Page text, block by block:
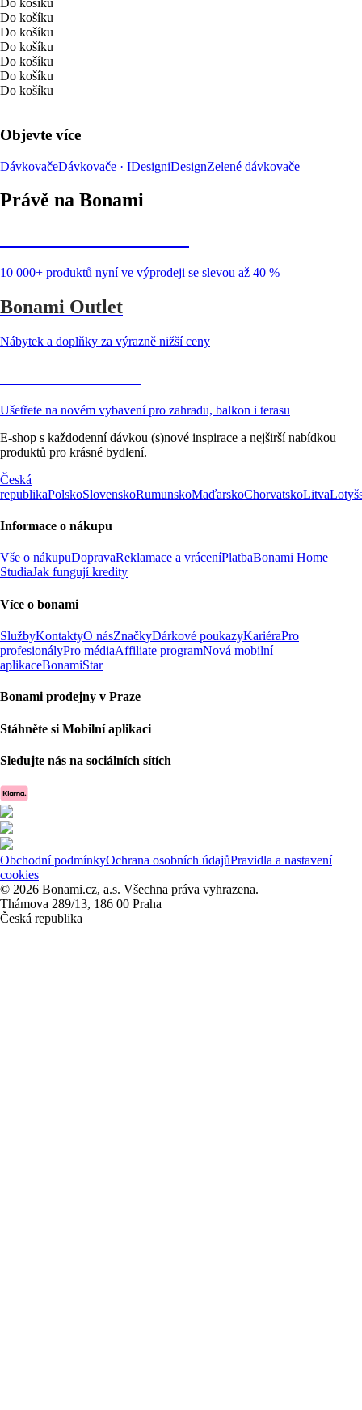
Do košíku
Do košíku
Do košíku
Do košíku
Do košíku
Do košíku
Do košíku
Objevte více
DávkovačeDávkovače · IDesigniDesignZelené dávkovače
Právě na Bonami
10 000+ produktů nyní ve výprodeji se slevou až 40 %
Bonami Outlet
Nábytek a doplňky za výrazně nižší ceny
Ušetřete na novém vybavení pro zahradu, balkon i terasu
E-shop s každodenní dávkou (s)nové inspirace a nejširší nabídkou
produktů pro krásné bydlení.
Česká
republikaPolskoSlovenskoRumunskoMaďarskoChorvatskoLitva
Informace o nákupu
Vše o nákupuDopravaReklamace a vráceníPlatbaBonami Home
StudiaJak fungují kredity
Více o bonami
SlužbyKontaktyO násZnačkyDárkové poukazyKariéraPro
profesionályPro médiaAffiliate programNová mobilní
aplikaceBonamiStar
Bonami prodejny v Praze
Stáhněte si Mobilní aplikaci
Sledujte nás na sociálních sítích
Obchodní podmínkyOchrana osobních údajůPravidla a nastavení
cookies
© 2026 Bonami.cz, a.s. Všechna práva vyhrazena.
Thámova 289/13, 186 00 Praha
Česká republika